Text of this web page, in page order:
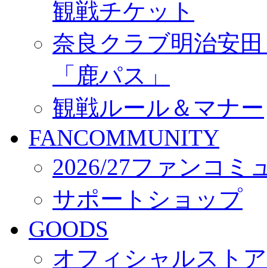
観戦チケット
奈良クラブ明治安
「鹿パス」
観戦ルール＆マナー
FANCOMMUNITY
2026/27ファンコミ
サポートショップ
GOODS
オフィシャルスト